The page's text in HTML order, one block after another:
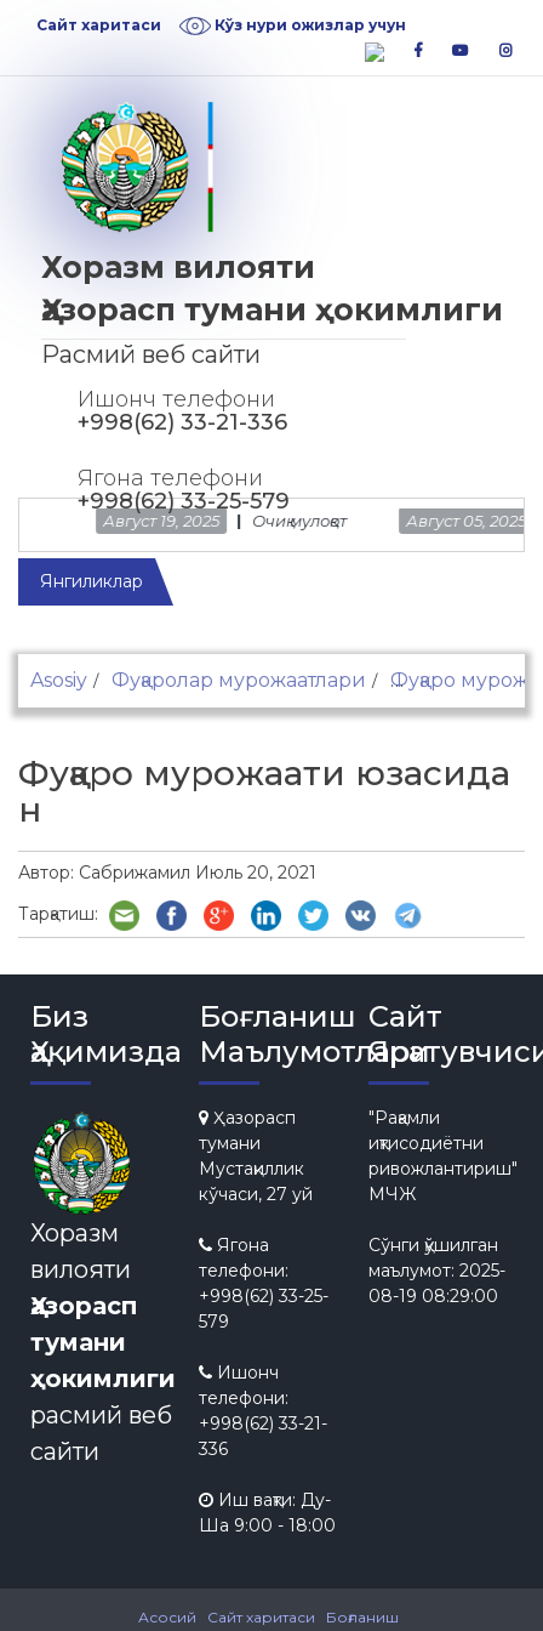
Сайт харитаси
Кўз нури ожизлар учун
facebookyoutube
Хоразм вилояти
Ҳазорасп тумани ҳокимлиги
Расмий веб сайти
Ишонч телефони
+998(62) 33-21-336
Ягона телефони
+998(62) 33-25-579
Янгиликлар
Август 19, 2025 Очиқ мулоқот Август 05, 2025
Asosiy Фуқаролар мурожаатлари Фуқаро
Фуқаро мурожаати юзасида
н
Автор: Сабрижамил Июль 20, 2021
Тарқатиш:
Биз
Ҳақимизда
Хоразм
вилояти
Ҳазорасп
тумани
ҳокимлиги
расмий веб
сайти
Боғланиш
Маълумотлари
Ҳазорасп
тумани
Мустақиллик
кўчаси, 27 уй
Ягона
телефони:
+998(62) 33-25-
579
Ишонч
телефони:
+998(62) 33-21-
336
Иш вақти: Ду-
Ша 9:00 - 18:00
Сайт
"Рақамли
иқтисодиётни
ривожлантириш"
МЧЖ
Сўнги қўшилган
маълумот: 2025-
08-19 08:29:00
Асосий Сайт харитаси
Боғланиш